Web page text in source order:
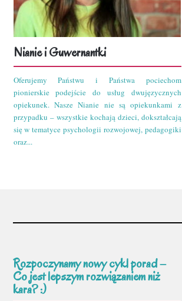
Nianie i Guwernantki
Oferujemy Państwu i Państwa pociechom
pionierskie podejście do usług dwujęzycznych
opiekunek. Nasze Nianie nie są opiekunkami z
przypadku – wszystkie kochają dzieci, dokształcają
się w tematyce psychologii rozwojowej, pedagogiki
oraz...
Rozpoczynamy nowy cykl porad –
Co jest lepszym rozwiązaniem niż
kara? :)